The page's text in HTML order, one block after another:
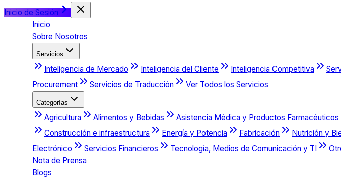
Inicio de Sesión
Inicio
Sobre Nosotros
Servicios
Inteligencia de Mercado Inteligencia del Cliente Inteligencia Competitiva
Procurement
Servicios de Traducción Ver Todos los Servicios
Categorías
Agricultura Alimentos y Bebidas Asistencia Médica y Productos Farmacéuticos
Construcción e infraestructura
Energía y Potencia Fabricación Nutrición y
Electrónico
Servicios Financieros Tecnología, Medios de Comunicación y TI
Nota de Prensa
Blogs